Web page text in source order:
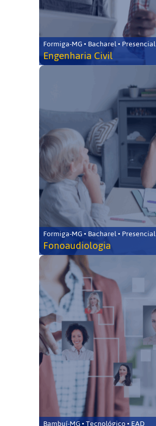
Formiga-MG • Bacharel • Presencial
Engenharia Civil
Formiga-MG • Bacharel • Presencial
Fonoaudiologia